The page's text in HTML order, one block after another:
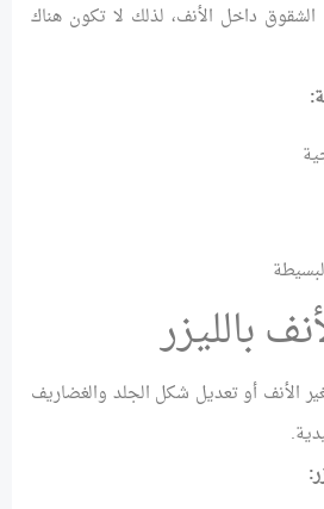
داخل الأنف، لذلك لا تكون هناك
الأنف أو تعديل شكل الجلد والغضاريف